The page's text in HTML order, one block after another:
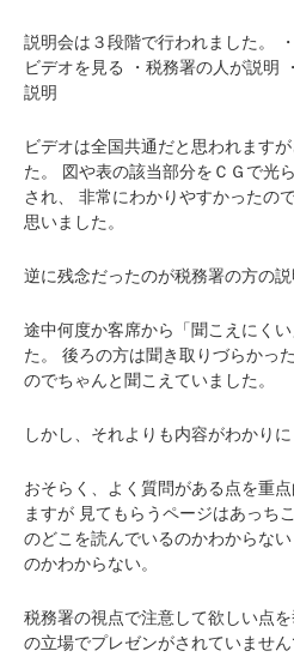
説明会は３段階で行われました。
ビデオを見る ・税務署の人が説明
説明
ビデオは全国共通だと思われます
た。
図や表の該当部分をＣＧで光
され、
非常にわかりやすかったの
思いました。
逆に残念だったのが税務署の方の説
途中何度か客席から「聞こえにく
た。
後ろの方は聞き取りづらかった
のでちゃんと聞こえていました。
しかし、それよりも内容がわかりに
おそらく、よく質問がある点を重
ますが 見てもらうページはあっち
のどこを読んでいるのかわからない
のかわからない。
税務署の視点で注意して欲しい点を
の立場でプレゼンがされていません